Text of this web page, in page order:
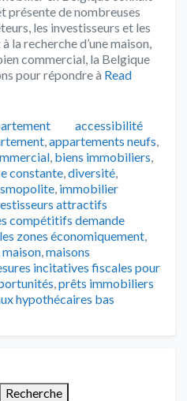
présente de nombreuses
les investisseurs et les
la recherche d’une maison,
commercial, la Belgique
pour répondre à Read
Tags
accessibilité
,appartements neufs,
, biens immobiliers,
constante,diversité,
, immobilier
attractifs
compétitifs demande
zones économiquement,
maison,maisons
incitatives fiscales pour
,prêts immobiliers
hypothécaires bas
Recherche